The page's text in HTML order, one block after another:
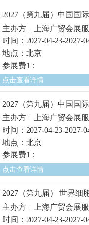
2027（第九届）中国国
主办方：上海广贸会展
时间：2027-04-23-2027-
地点：北京
参展费1：
点击查看详情
2027（第九届）中国国
主办方：上海广贸会展
时间：2027-04-23-2027-
地点：北京
参展费1：
点击查看详情
2027（第九届） 世界细
主办方：上海广贸会展
时间：2027-04-23-2027-